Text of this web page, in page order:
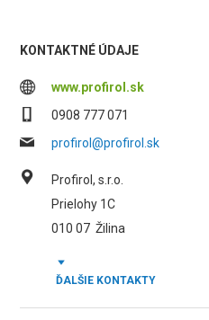
KONTAKTNÉ ÚDAJE
www.profirol.sk
0908 777 071
profirol@profirol.sk
Profirol, s.r.o.
Prielohy 1C
010 07 Žilina
ĎALŠIE KONTAKTY